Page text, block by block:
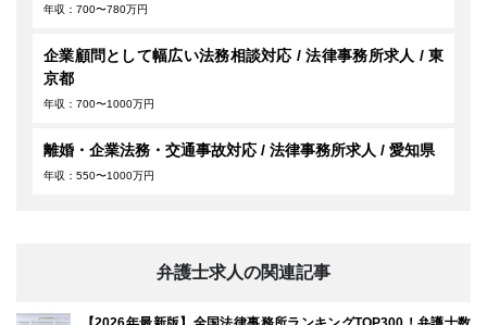
年収：700〜780万円
企業顧問として幅広い法務相談対応 / 法律事務所求人 / 東
京都
年収：700〜1000万円
離婚・企業法務・交通事故対応 / 法律事務所求人 / 愛知県
年収：550〜1000万円
弁護士求人の関連記事